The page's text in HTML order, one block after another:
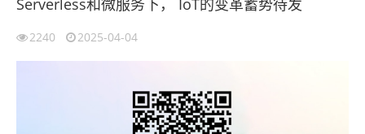
Serverless和微服务下， IoT的变革蓄势待发
2240 2025-04-04